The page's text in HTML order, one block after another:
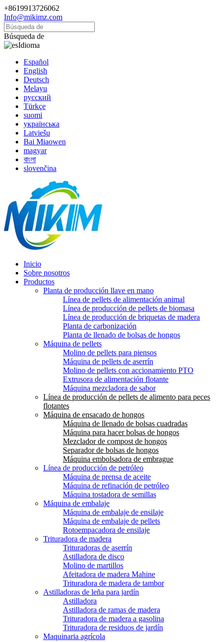
+8619913726062
Info@mikimz.com
Búsqueda de
Idioma
Español
English
Deutsch
Melayu
русский
Türkçe
suomi
українська
Latviešu
Bai Miaowen
magyar
বাংলা
slovenčina
Inicio
Sobre nosotros
Productos
Planta de producción llave en mano
Línea de pellets de alimentación animal
Línea de producción de pellets de biomasa
Línea de producción de briquetas de madera
Planta de carbonización
Planta de llenado de bolsas de hongos
Máquina de pellets
Molino de pellets para piensos
Máquina de pellets de aserrín
Molino de pellets con accionamiento PTO
Extrusora de alimentación flotante
Máquina mezcladora de sabor
Línea de producción de pellets de alimento para peces
flotantes
Máquina de ensacado de hongos
Máquina de llenado de bolsas cuadradas
Máquina para hacer bolsas de hongos
Mezclador de compost de hongos
Separador de bolsas de hongos
Máquina embolsadora de embrague
Línea de producción de petróleo
Máquina de prensa de aceite
Máquina de refinación de petróleo
Máquina tostadora de semillas
Máquina de embalaje
Máquina de embalaje de ensilaje
Máquina de embalaje de pellets
Rotoempacadora de ensilaje
Trituradora de madera
Trituradoras de aserrín
Astilladora de disco
Molino de martillos
Afeitadora de madera Mahine
Trituradora de madera de tambor
Astilladoras de leña para jardín
Astilladora
Astilladora de ramas de madera
Trituradora de madera a gasolina
Trituradora de residuos de jardín
Maquinaria agrícola